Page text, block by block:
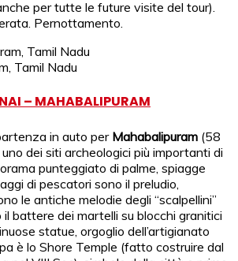
per tutte le future visite del tour).
Pernottamento.
Tamil Nadu
– MAHABALIPURAM
in auto per Mahabalipuram (58
dei siti archeologici più importanti di
punteggiato di palme, spiagge
di pescatori sono il preludio,
le antiche melodie degli “scalpellini”
battere dei martelli su blocchi granitici
statue, orgoglio dell’artigianato
è lo Shore Temple (fatto costruire dal